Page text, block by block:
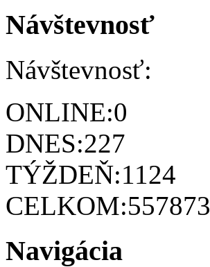
Návštevnosť
Návštevnosť:
ONLINE:0
DNES:227
TÝŽDEŇ:1124
CELKOM:557873
Navigácia